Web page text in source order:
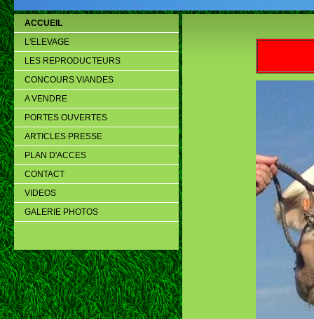
ACCUEIL
L'ELEVAGE
LES REPRODUCTEURS
CONCOURS VIANDES
A VENDRE
PORTES OUVERTES
ARTICLES PRESSE
PLAN D'ACCES
CONTACT
VIDEOS
GALERIE PHOTOS